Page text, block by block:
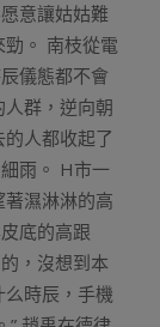
意讓姑姑難
。 南枝從電
儀態都不會
群，逆向朝
人都收起了
雨。 H市一
濕淋淋的高
底的高跟
，沒想到本
時辰，手機